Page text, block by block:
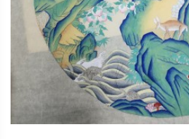
민화
2025.12.16오산한국문화센터